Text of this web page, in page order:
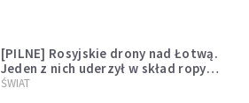
[PILNE] Rosyjskie drony nad Łotwą.
Jeden z nich uderzył w skład ropy
naftowej
ŚWIAT